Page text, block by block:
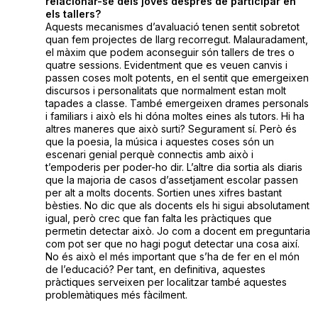
els tallers?
Aquests mecanismes d’avaluació tenen sentit sobretot
quan fem projectes de llarg recorregut. Malauradament,
el màxim que podem aconseguir són tallers de tres o
quatre sessions. Evidentment que es veuen canvis i
passen coses molt potents, en el sentit que emergeixen
discursos i personalitats que normalment estan molt
tapades a classe. També emergeixen drames personals
i familiars i això els hi dóna moltes eines als tutors. Hi ha
altres maneres que això surti? Segurament sí. Però és
que la poesia, la música i aquestes coses són un
escenari genial perquè connectis amb això i
t’empoderis per poder-ho dir. L’altre dia sortia als diaris
que la majoria de casos d’assetjament escolar passen
per alt a molts docents. Sortien unes xifres bastant
bèsties. No dic que als docents els hi sigui absolutament
igual, però crec que fan falta les pràctiques que
permetin detectar això. Jo com a docent em preguntaria
com pot ser que no hagi pogut detectar una cosa així.
No és això el més important que s’ha de fer en el món
de l’educació? Per tant, en definitiva, aquestes
pràctiques serveixen per localitzar també aquestes
problemàtiques més fàcilment.